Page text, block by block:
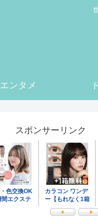
エンタメ
スポンサーリンク